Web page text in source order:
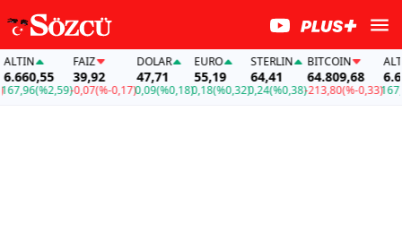
(%2,59)
FAİZ
39,92
-0,07(%-0,17)
DOLAR
47,71
0,09(%0,18)
EURO
55,19
0,18(%0,32)
STERLIN
64,41
0,24(%0,38)
BITCOIN
64.809,68
-213,80(%-0,33)
ALTIN
167,96